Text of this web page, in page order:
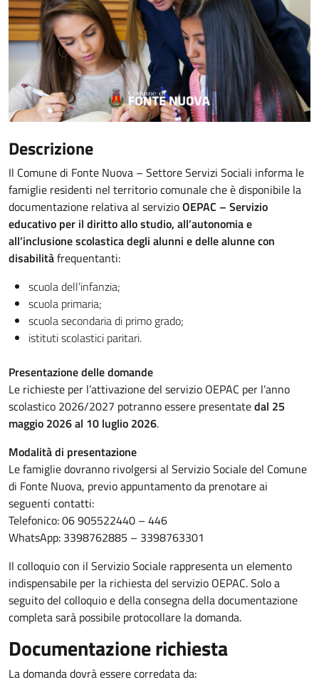
Descrizione
Il Comune di Fonte Nuova – Settore Servizi Sociali informa le
famiglie residenti nel territorio comunale che è disponibile la
documentazione relativa al servizioOEPAC – Servizio
educativo per il diritto allo studio, all’autonomia e
all’inclusione scolastica degli alunni e delle alunne con
disabilitàfrequentanti:
scuola dell’infanzia;
scuola primaria;
scuola secondaria di primo grado;
istituti scolastici paritari.
Presentazione delle domande
Le richieste per l’attivazione del servizio OEPAC per l’anno
scolastico 2026/2027 potranno essere presentatedal 25
maggio 2026 al 10 luglio 2026.
Modalità di presentazione
Le famiglie dovranno rivolgersi al Servizio Sociale del Comune
di Fonte Nuova, previo appuntamento da prenotare ai
seguenti contatti:
Telefonico: 06 905522440 – 446
WhatsApp: 3398762885 – 3398763301
Il colloquio con il Servizio Sociale rappresenta un elemento
indispensabile per la richiesta del servizio OEPAC. Solo a
seguito del colloquio e della consegna della documentazione
completa sarà possibile protocollare la domanda.
Documentazione richiesta
La domanda dovrà essere corredata da: